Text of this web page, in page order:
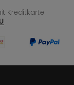
Kreditkarte